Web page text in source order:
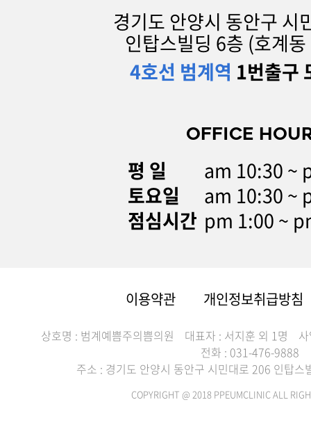
경기도 안양시 동안구 시
인탑스빌딩 6층 (호계
4호선 범계역 1번출구
OFFICE
평 일
am 10:30 ~
토요일
am 10:30 ~
점심시간 pm 1:00 ~
이용약관 개인정보취급방침
상호명 : 범계예쁨주의쁨의원 대표자 : 서지훈 외 1명
전화 : 031-476-9888
주소 : 경기도 안양시 동안구 시민대로 206 인탑
COPYRIGHT @ 2018 PPEUMCLINIC ALL